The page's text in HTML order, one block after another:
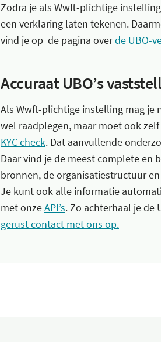
Zodra je als Wwft-plichtige
een verklaring laten tekenen.
vind je op de pagina overde UBO-
Accuraat UBO’s
Als Wwft-plichtige instelling mag je
wel raadplegen, maar moet ook
KYC check. Dat aanvullende
Daar vind je de meest complete en
bronnen, de organisatiestructuur
Je kunt ook alle informatie
met onzeAPI’s. Zo achterhaal je de
gerust contact met ons op.